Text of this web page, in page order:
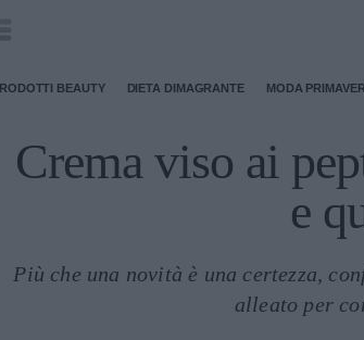
BEAUTY DIETA DIMAGRANTE MODA
Crema viso ai
e
Più che una novità è una certezza,
alleato per